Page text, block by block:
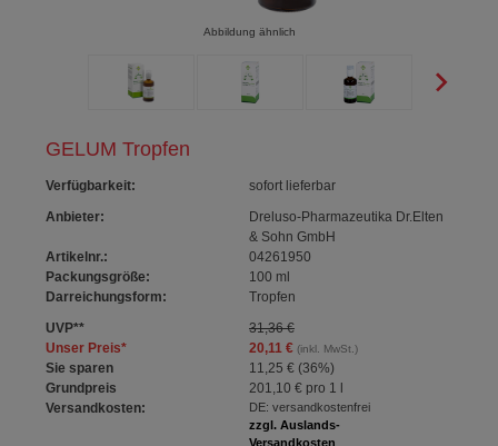
GELUM Tropfen
Verfügbarkeit:
sofort lieferbar
Anbieter:
Dreluso-Pharmazeutika Dr.Elten
& Sohn GmbH
Artikelnr.:
04261950
Packungsgröße:
100 ml
Darreichungsform:
Tropfen
UVP**
31,36 €
Unser Preis* 20,11 €(inkl. MwSt.)
Sie sparen 11,25 € (36%)
Grundpreis
201,10 €pro 1 l
Versandkosten:
DE: versandkostenfrei
zzgl. Auslands-
Versandkosten
Abbildung ähnlich